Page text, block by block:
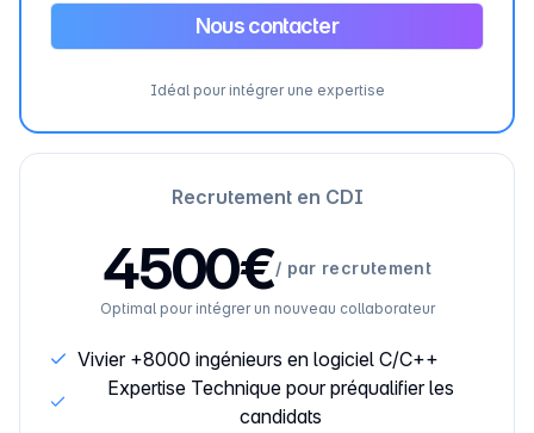
Nous contacter
Idéal pour intégrer une expertise
Recrutement en CDI
4500€/ par recrutement
Optimal pour intégrer un nouveau collaborateur
Vivier +8000 ingénieurs en logiciel C/C++
Expertise Technique pour préqualifier les
candidats